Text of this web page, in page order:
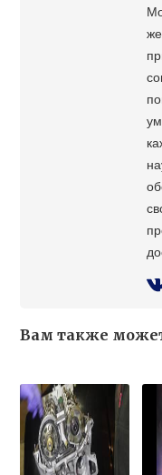
Вам также